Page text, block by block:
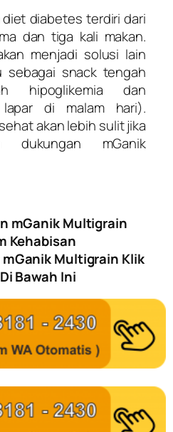
diabetes terdiri dari
dan tiga kali makan.
menjadi solusi lain
sebagai snack tengah
hipoglikemia dan
di malam hari).
akan lebih sulit jika
dukungan mGanik
mGanik Multigrain
Kehabisan
Multigrain Klik
Bawah Ini